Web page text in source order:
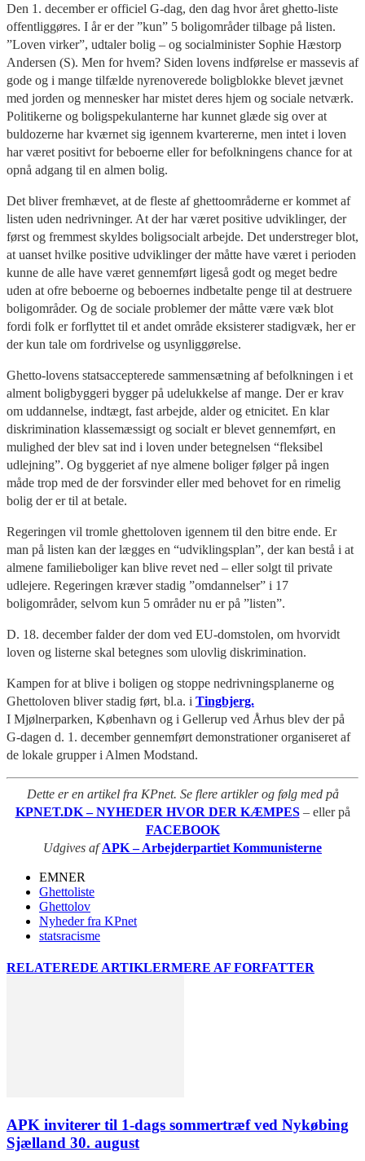
Den 1. december er officiel G-dag, den dag hvor året ghetto-liste
offentliggøres. I år er der ”kun” 5 boligområder tilbage på listen.
”Loven virker”, udtaler bolig – og socialminister Sophie Hæstorp
Andersen (S). Men for hvem? Siden lovens indførelse er massevis af
gode og i mange tilfælde nyrenoverede boligblokke blevet jævnet
med jorden og mennesker har mistet deres hjem og sociale netværk.
Politikerne og boligspekulanterne har kunnet glæde sig over at
buldozerne har kværnet sig igennem kvartererne, men intet i loven
har været positivt for beboerne eller for befolkningens chance for at
opnå adgang til en almen bolig.
Det bliver fremhævet, at de fleste af ghettoområderne er kommet af
listen uden nedrivninger. At der har været positive udviklinger, der
først og fremmest skyldes boligsocialt arbejde. Det understreger blot,
at uanset hvilke positive udviklinger der måtte have været i perioden
kunne de alle have været gennemført ligeså godt og meget bedre
uden at ofre beboerne og beboernes indbetalte penge til at destruere
boligområder. Og de sociale problemer der måtte være væk blot
fordi folk er forflyttet til et andet område eksisterer stadigvæk, her er
der kun tale om fordrivelse og usynliggørelse.
Ghetto-lovens statsaccepterede sammensætning af befolkningen i et
alment boligbyggeri bygger på udelukkelse af mange. Der er krav
om uddannelse, indtægt, fast arbejde, alder og etnicitet. En klar
diskrimination klassemæssigt og socialt er blevet gennemført, en
mulighed der blev sat ind i loven under betegnelsen “fleksibel
udlejning”. Og byggeriet af nye almene boliger følger på ingen
måde trop med de der forsvinder eller med behovet for en rimelig
bolig der er til at betale.
Regeringen vil tromle ghettoloven igennem til den bitre ende. Er
man på listen kan der lægges en “udviklingsplan”, der kan bestå i at
almene familieboliger kan blive revet ned – eller solgt til private
udlejere. Regeringen kræver stadig ”omdannelser” i 17
boligområder, selvom kun 5 områder nu er på ”listen”.
D. 18. december falder der dom ved EU-domstolen, om hvorvidt
loven og listerne skal betegnes som ulovlig diskrimination.
Kampen for at blive i boligen og stoppe nedrivningsplanerne og
Ghettoloven bliver stadig ført, bl.a. i Tingbjerg.
I Mjølnerparken, København og i Gellerup ved Århus blev der på
G-dagen d. 1. december gennemført demonstrationer organiseret af
de lokale grupper i Almen Modstand.
Dette er en artikel fra KPnet. Se flere artikler og følg med på
KPNET.DK – NYHEDER HVOR DER KÆMPES – eller på
FACEBOOK
Udgives afAPK – Arbejderpartiet Kommunisterne
EMNER
Ghettoliste
Ghettolov
Nyheder fra KPnet
statsracisme
RELATEREDE ARTIKLERMERE AF FORFATTER
APK inviterer til 1-dags sommertræf ved Nykøbing
Sjælland 30. august